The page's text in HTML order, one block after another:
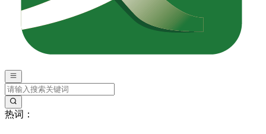
热词：